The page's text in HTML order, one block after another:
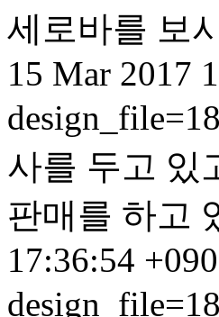
세로바를 보
15 Mar 2017
사를 두고 있
판매를 하고
17:36:54